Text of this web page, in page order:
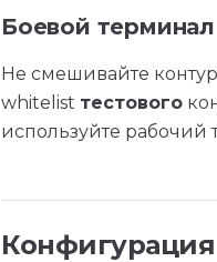
Боевой
Не смешивайте
whitelist тестового
используйте рабочий
Конфигурация